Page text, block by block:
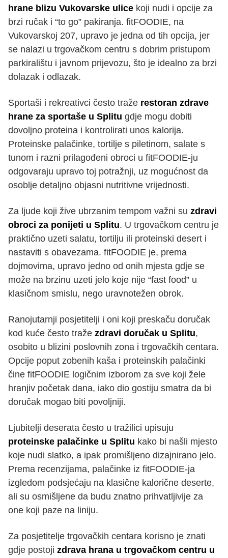
hrane blizu Vukovarske ulice koji nudi i opcije za
brzi ručak i “to go” pakiranja. fitFOODIE, na
Vukovarskoj 207, upravo je jedna od tih opcija, jer
se nalazi u trgovačkom centru s dobrim pristupom
parkiralištu i javnom prijevozu, što je idealno za brzi
dolazak i odlazak.
Sportaši i rekreativci često traže restoran zdrave
hrane za sportaše u Splitu gdje mogu dobiti
dovoljno proteina i kontrolirati unos kalorija.
Proteinske palačinke, tortilje s piletinom, salate s
tunom i razni prilagođeni obroci u fitFOODIE-ju
odgovaraju upravo toj potražnji, uz mogućnost da
osoblje detaljno objasni nutritivne vrijednosti.
Za ljude koji žive ubrzanim tempom važni su zdravi
obroci za ponijeti u Splitu. U trgovačkom centru je
praktično uzeti salatu, tortilju ili proteinski desert i
nastaviti s obavezama. fitFOODIE je, prema
dojmovima, upravo jedno od onih mjesta gdje se
može na brzinu uzeti jelo koje nije “fast food” u
klasičnom smislu, nego uravnotežen obrok.
Ranojutarnji posjetitelji i oni koji preskaču doručak
kod kuće često traže zdravi doručak u Splitu,
osobito u blizini poslovnih zona i trgovačkih centara.
Opcije poput zobenih kaša i proteinskih palačinki
čine fitFOODIE logičnim izborom za sve koji žele
hranjiv početak dana, iako dio gostiju smatra da bi
doručak mogao biti povoljniji.
Ljubitelji deserata često u tražilici upisuju
proteinske palačinke u Splitu kako bi našli mjesto
koje nudi slatko, a ipak promišljeno dizajnirano jelo.
Prema recenzijama, palačinke iz fitFOODIE-ja
izgledom podsjećaju na klasične kalorične deserte,
ali su osmišljene da budu znatno prihvatljivije za
one koji paze na liniju.
Za posjetitelje trgovačkih centara korisno je znati
gdje postoji zdrava hrana u trgovačkom centru u